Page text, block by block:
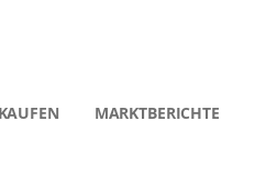
KAUFEN MARKTBERICHTE